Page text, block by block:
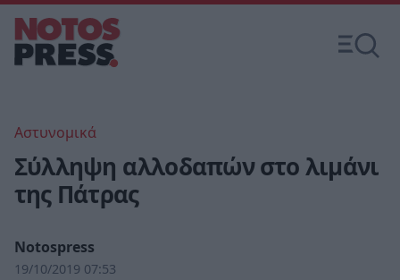
Αστυνομικά
Σύλληψη αλλοδαπών στο λιμάνι
της Πάτρας
Notospress
19/10/2019 07:53